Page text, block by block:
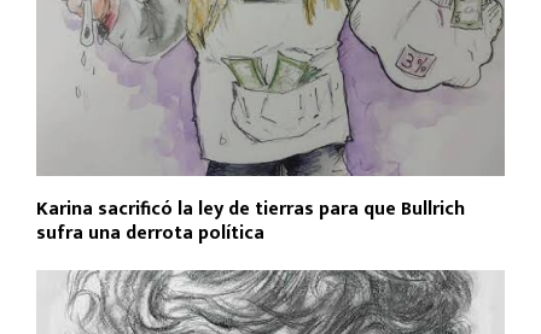
Karina sacrificó la ley de tierras para que Bullrich
sufra una derrota política